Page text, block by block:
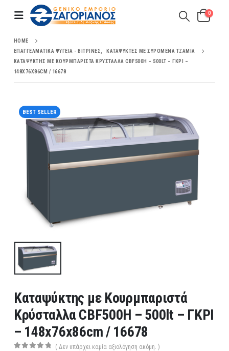
0
HOME
ΕΠΑΓΓΕΛΜΑΤΙΚΆ ΨΥΓΕΊΑ - ΒΙΤΡΊΝΕΣ
ΚΑΤΑΨΎΚΤΕΣ ΜΕ ΣΥΡΌΜΕΝΑ ΤΖΆΜΙΑ
ΚΑΤΑΨΎΚΤΗΣ ΜΕ ΚΟΥΡΜΠΑΡΙΣΤΆ ΚΡΎΣΤΑΛΛΑ CBF500H – 500LT – ΓΚΡΙ –
148X76X86CM / 16678
BEST SELLER
Καταψύκτης με Κουρμπαριστά
Κρύσταλλα CBF500H – 500lt – ΓΚΡΙ
– 148x76x86cm / 16678
( Δεν υπάρχει καμία αξιολόγηση ακόμη. )